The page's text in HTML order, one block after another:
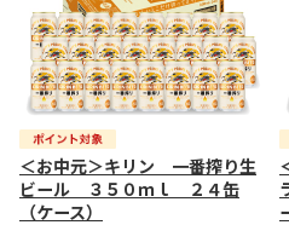
＜お中元＞キリン 一番搾り生
ビール ３５０ｍｌ ２４缶
（ケース）